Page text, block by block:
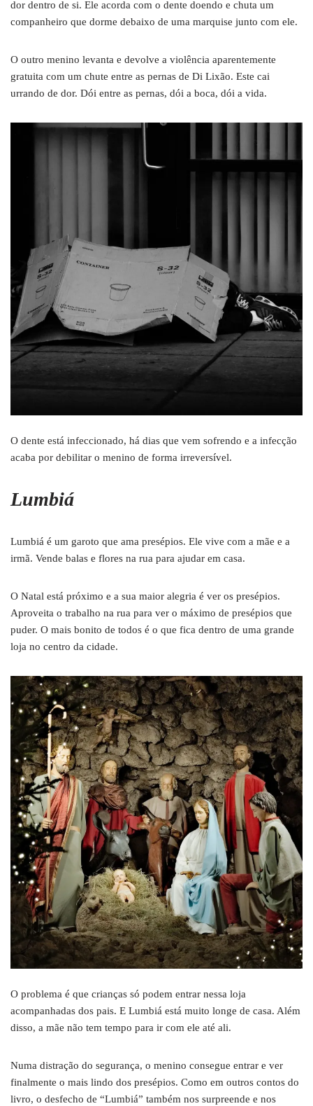
dor dentro de si. Ele acorda com o dente doendo e chuta um
companheiro que dorme debaixo de uma marquise junto com ele.
O outro menino levanta e devolve a violência aparentemente
gratuita com um chute entre as pernas de Di Lixão. Este cai
urrando de dor. Dói entre as pernas, dói a boca, dói a vida.
O dente está infeccionado, há dias que vem sofrendo e a infecção
acaba por debilitar o menino de forma irreversível.
Lumbiá
Lumbiá é um garoto que ama presépios. Ele vive com a mãe e a
irmã. Vende balas e flores na rua para ajudar em casa.
O Natal está próximo e a sua maior alegria é ver os presépios.
Aproveita o trabalho na rua para ver o máximo de presépios que
puder. O mais bonito de todos é o que fica dentro de uma grande
loja no centro da cidade.
O problema é que crianças só podem entrar nessa loja
acompanhadas dos pais. E Lumbiá está muito longe de casa. Além
disso, a mãe não tem tempo para ir com ele até ali.
Numa distração do segurança, o menino consegue entrar e ver
finalmente o mais lindo dos presépios. Como em outros contos do
livro, o desfecho de “Lumbiá” também nos surpreende e nos